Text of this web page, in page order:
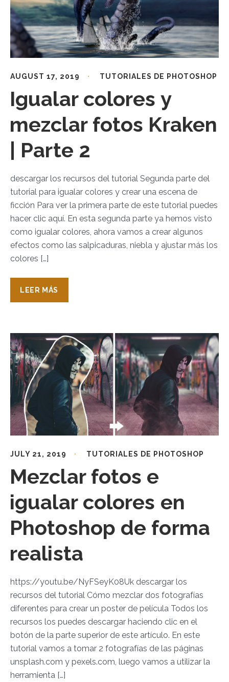
AUGUST 17, 2019 TUTORIALES DE PHOTOSHOP
Igualar colores y
mezclar fotos Kraken
| Parte 2
descargar los recursos del tutorial Segunda parte del
tutorial para igualar colores y crear una escena de
ficción Para ver la primera parte de este tutorial puedes
hacer clic aquí. En esta segunda parte ya hemos visto
como igualar colores, ahora vamos a crear algunos
efectos como las salpicaduras, niebla y ajustar más los
colores […]
LEER MÁS
JULY 21, 2019 TUTORIALES DE PHOTOSHOP
Mezclar fotos e
igualar colores en
Photoshop de forma
realista
https://youtu.be/NyFSeyK08Uk descargar los
recursos del tutorial Cómo mezclar dos fotografías
diferentes para crear un poster de película Todos los
recursos los puedes descargar haciendo clic en el
botón de la parte superior de este artículo. En este
tutorial vamos a tomar 2 fotografías de las páginas
unsplash.com y pexels.com, luego vamos a utilizar la
herramienta […]